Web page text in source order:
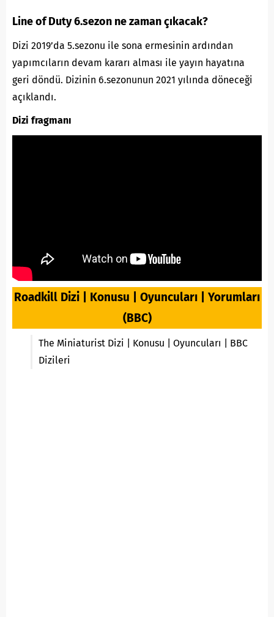
Line of Duty 6.sezon ne zaman çıkacak?
Dizi 2019’da 5.sezonu ile sona ermesinin ardından
yapımcıların devam kararı alması ile yayın hayatına
geri döndü. Dizinin 6.sezonunun 2021 yılında döneceği
açıklandı.
Dizi fragmanı
Roadkill Dizi | Konusu | Oyuncuları | Yorumları
(BBC)
The Miniaturist Dizi | Konusu | Oyuncuları | BBC
Dizileri